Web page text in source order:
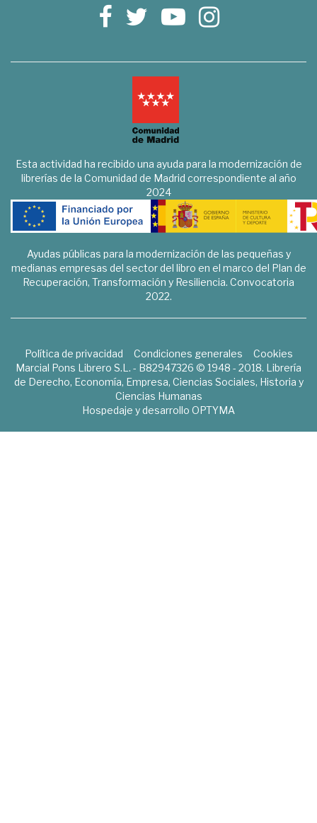
Esta actividad ha recibido una ayuda para la modernización de
librerías de la Comunidad de Madrid correspondiente al año
2024
Ayudas públicas para la modernización de las pequeñas y
medianas empresas del sector del libro en el marco del Plan de
Recuperación, Transformación y Resiliencia. Convocatoria
2022.
Política de privacidad Condiciones generales
Cookies
Marcial Pons Librero S.L. - B82947326 © 1948 - 2018. Librería
de Derecho, Economía, Empresa, Ciencias Sociales, Historia y
Ciencias Humanas
Hospedaje y desarrollo OPTYMA